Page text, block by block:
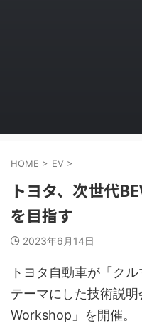
HOME > EV >
トヨタ、次世代
を目指す
2023年6月14日
トヨタ自動車が「ク
テーマにした技術説
Workshop」を開催。